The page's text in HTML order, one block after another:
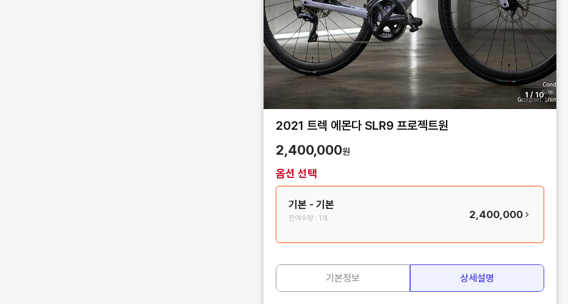
1 / 10
2021 트렉 에몬다 SLR9 프로젝트원
2,400,000원
옵션 선택
기본 - 기본
잔여수량 : 1개 2,400,000
기본정보 상세설명